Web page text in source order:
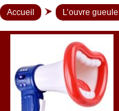
Accueil L’ouvre gueule